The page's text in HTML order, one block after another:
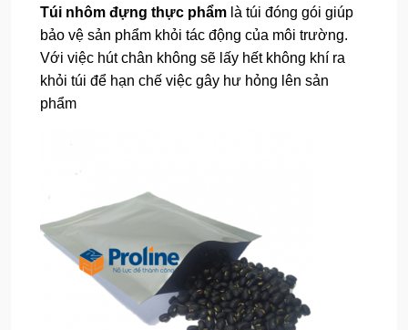
Túi nhôm đựng thực phẩm là túi đóng gói giúp
bảo vệ sản phẩm khỏi tác động của môi trường.
Với việc hút chân không sẽ lấy hết không khí ra
khỏi túi để hạn chế việc gây hư hỏng lên sản
phẩm